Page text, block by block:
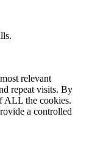
relevant
repeat visits. By
ALL the cookies.
a controlled